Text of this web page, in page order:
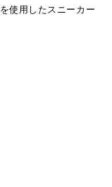
使用したスニーカー